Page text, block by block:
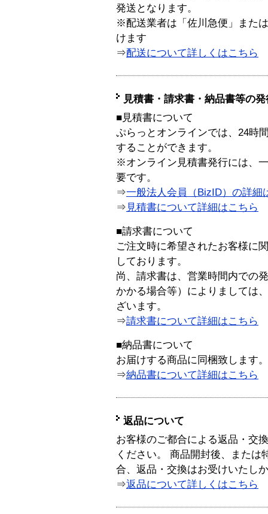
発送となります。
※配送業者は「佐川急便」また
けます
⇒配送について詳しくはこちら
見積書・請求書・納品書等の
■見積書について
ぷらっとオンラインでは、24時
することができます。
※オンライン見積書発行には、
要です。
⇒一般法人会員（BizID）の詳細
⇒ 見積書について詳細はこちら
■請求書について
ご注文時に希望されたお客様に
しております。
尚、請求書は、営業時間内での
かかる場合等）によりましては
ざいます。
⇒請求書について詳細はこちら
■納品書について
お届けする商品に同梱致します。
⇒納品書について詳細はこちら
返品について
お客様のご都合による返品・交
ください。 商品開封後、または
合、返品・交換はお受けいたし
⇒返品について詳しくはこちら